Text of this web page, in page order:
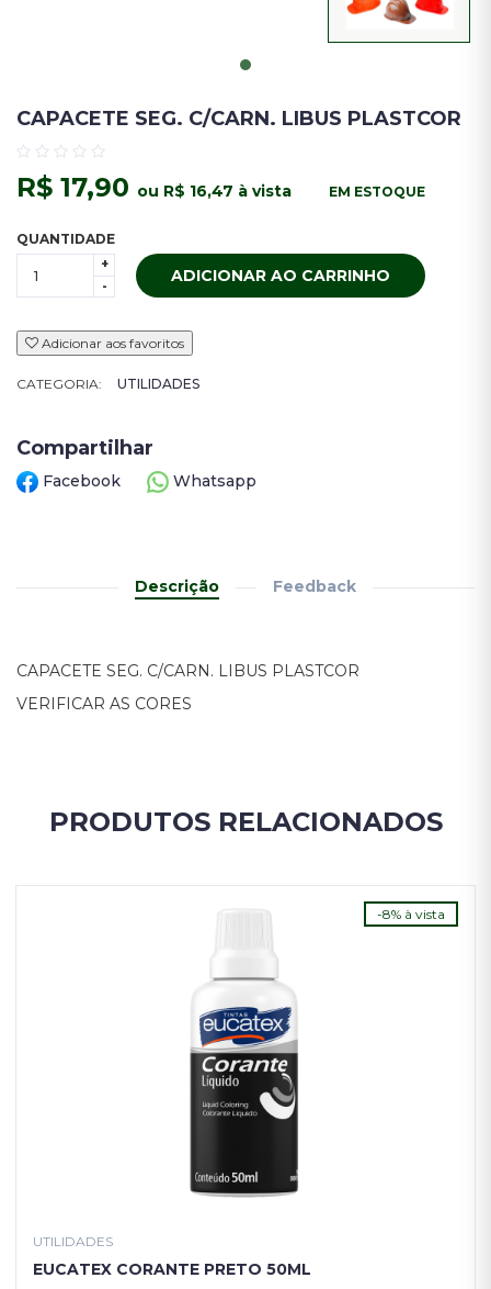
CAPACETE SEG. C/CARN. LIBUS PLASTCOR
R$ 17,90 ou R$ 16,47 à vista EM ESTOQUE
QUANTIDADE
+
-
ADICIONAR AO CARRINHO
Adicionar aos favoritos
CATEGORIA: UTILIDADES
Compartilhar
Facebook Whatsapp
Descrição Feedback
CAPACETE SEG. C/CARN. LIBUS PLASTCOR
VERIFICAR AS CORES
PRODUTOS RELACIONADOS
-8% à vista
UTILIDADES
EUCATEX CORANTE PRETO 50ML